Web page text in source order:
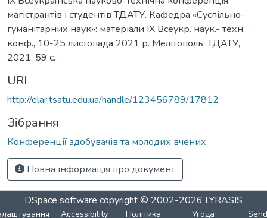
магістрантів і студентів ТДАТУ. Кафедра «Суспільно-
гуманітарних наук»: матеріали ІX Всеукр. наук.- техн.
конф., 10-25 листопада 2021 р. Мелітополь: ТДАТУ,
2021. 59 с.
URI
http://elar.tsatu.edu.ua/handle/123456789/17812
Зібрання
Конференції здобувачів та молодих вчених
Повна інформація про документ
DSpace software copyright © 2002-2026 LYRASIS
Accessibility Політика Угода Send